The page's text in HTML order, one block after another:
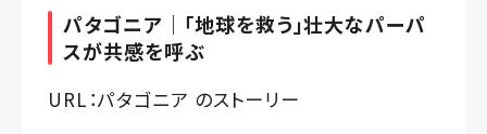
パタゴニア｜「地球を救う」壮大なパーパ
スが共感を呼ぶ
URL：パタゴニア のストーリー